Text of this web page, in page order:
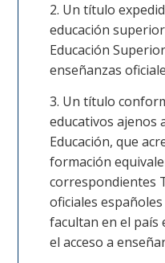
Un título
educación
Educación
enseñanzas
Un título
educativos ajenos
Educación, que
formación
correspondientes
oficiales
facultan en el país
el acceso a